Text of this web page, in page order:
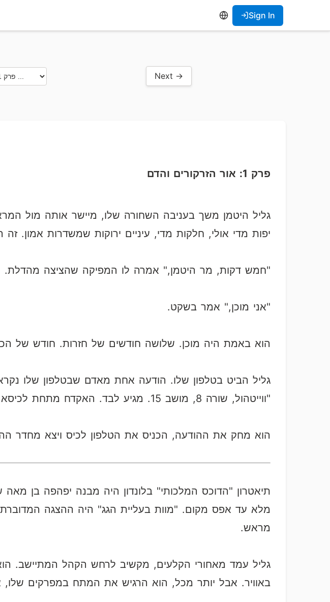
Sign In
Next →
פרק 1: אור הזרקורים והדם
גליל היטמן משך בעניבה השחורה שלו, מיישר אותה מול
יפות מדי אולי, חלקות מדי, עיניים ירוקות שמשדרות אמון.
"חמש דקות, מר היטמן," אמרה לו המפיקה שהציצה מהדלת.
"אני מוכן," אמר בשקט.
הוא באמת היה מוכן. שלושה חודשים של חזרות. חודש של
"ווייטהול, שורה 8, מושב 15. מגיע לבד. האקדח מתחת לכיסא שלך. אישור לביצוע."
הוא מחק את ההודעה, הכניס את הטלפון לכיס ויצא מחדר
תיאטרון "הדוכס המלכותי" בלונדון היה מבנה יפהפה בן
מלא עד אפס מקום. "מוות בעליית הגג" היה ההצגה המדוברת
מראש.
גליל עמד מאחורי הקלעים, מקשיב לרחש הקהל המתיישב.
באוויר. אבל יותר מכל, הוא הרגיש את המתח במפרקים